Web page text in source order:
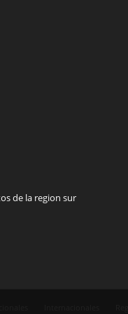
de la region sur